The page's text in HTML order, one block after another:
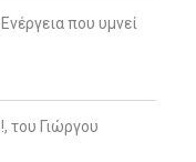
που υμνεί
του Γιώργου